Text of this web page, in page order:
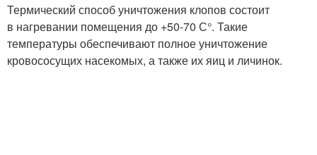
Термический способ уничтожения клопов состоит
в нагревании помещения до +50-70 С°. Такие
температуры обеспечивают полное уничтожение
кровососущих насекомых, а также их яиц и личинок.